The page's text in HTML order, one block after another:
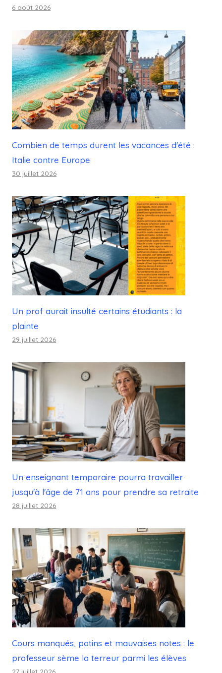
6 août 2026
Combien de temps durent les vacances d'été :
Italie contre Europe
30 juillet 2026
Un prof aurait insulté certains étudiants : la
plainte
29 juillet 2026
Un enseignant temporaire pourra travailler
jusqu'à l'âge de 71 ans pour prendre sa retraite
28 juillet 2026
Cours manqués, potins et mauvaises notes : le
professeur sème la terreur parmi les élèves